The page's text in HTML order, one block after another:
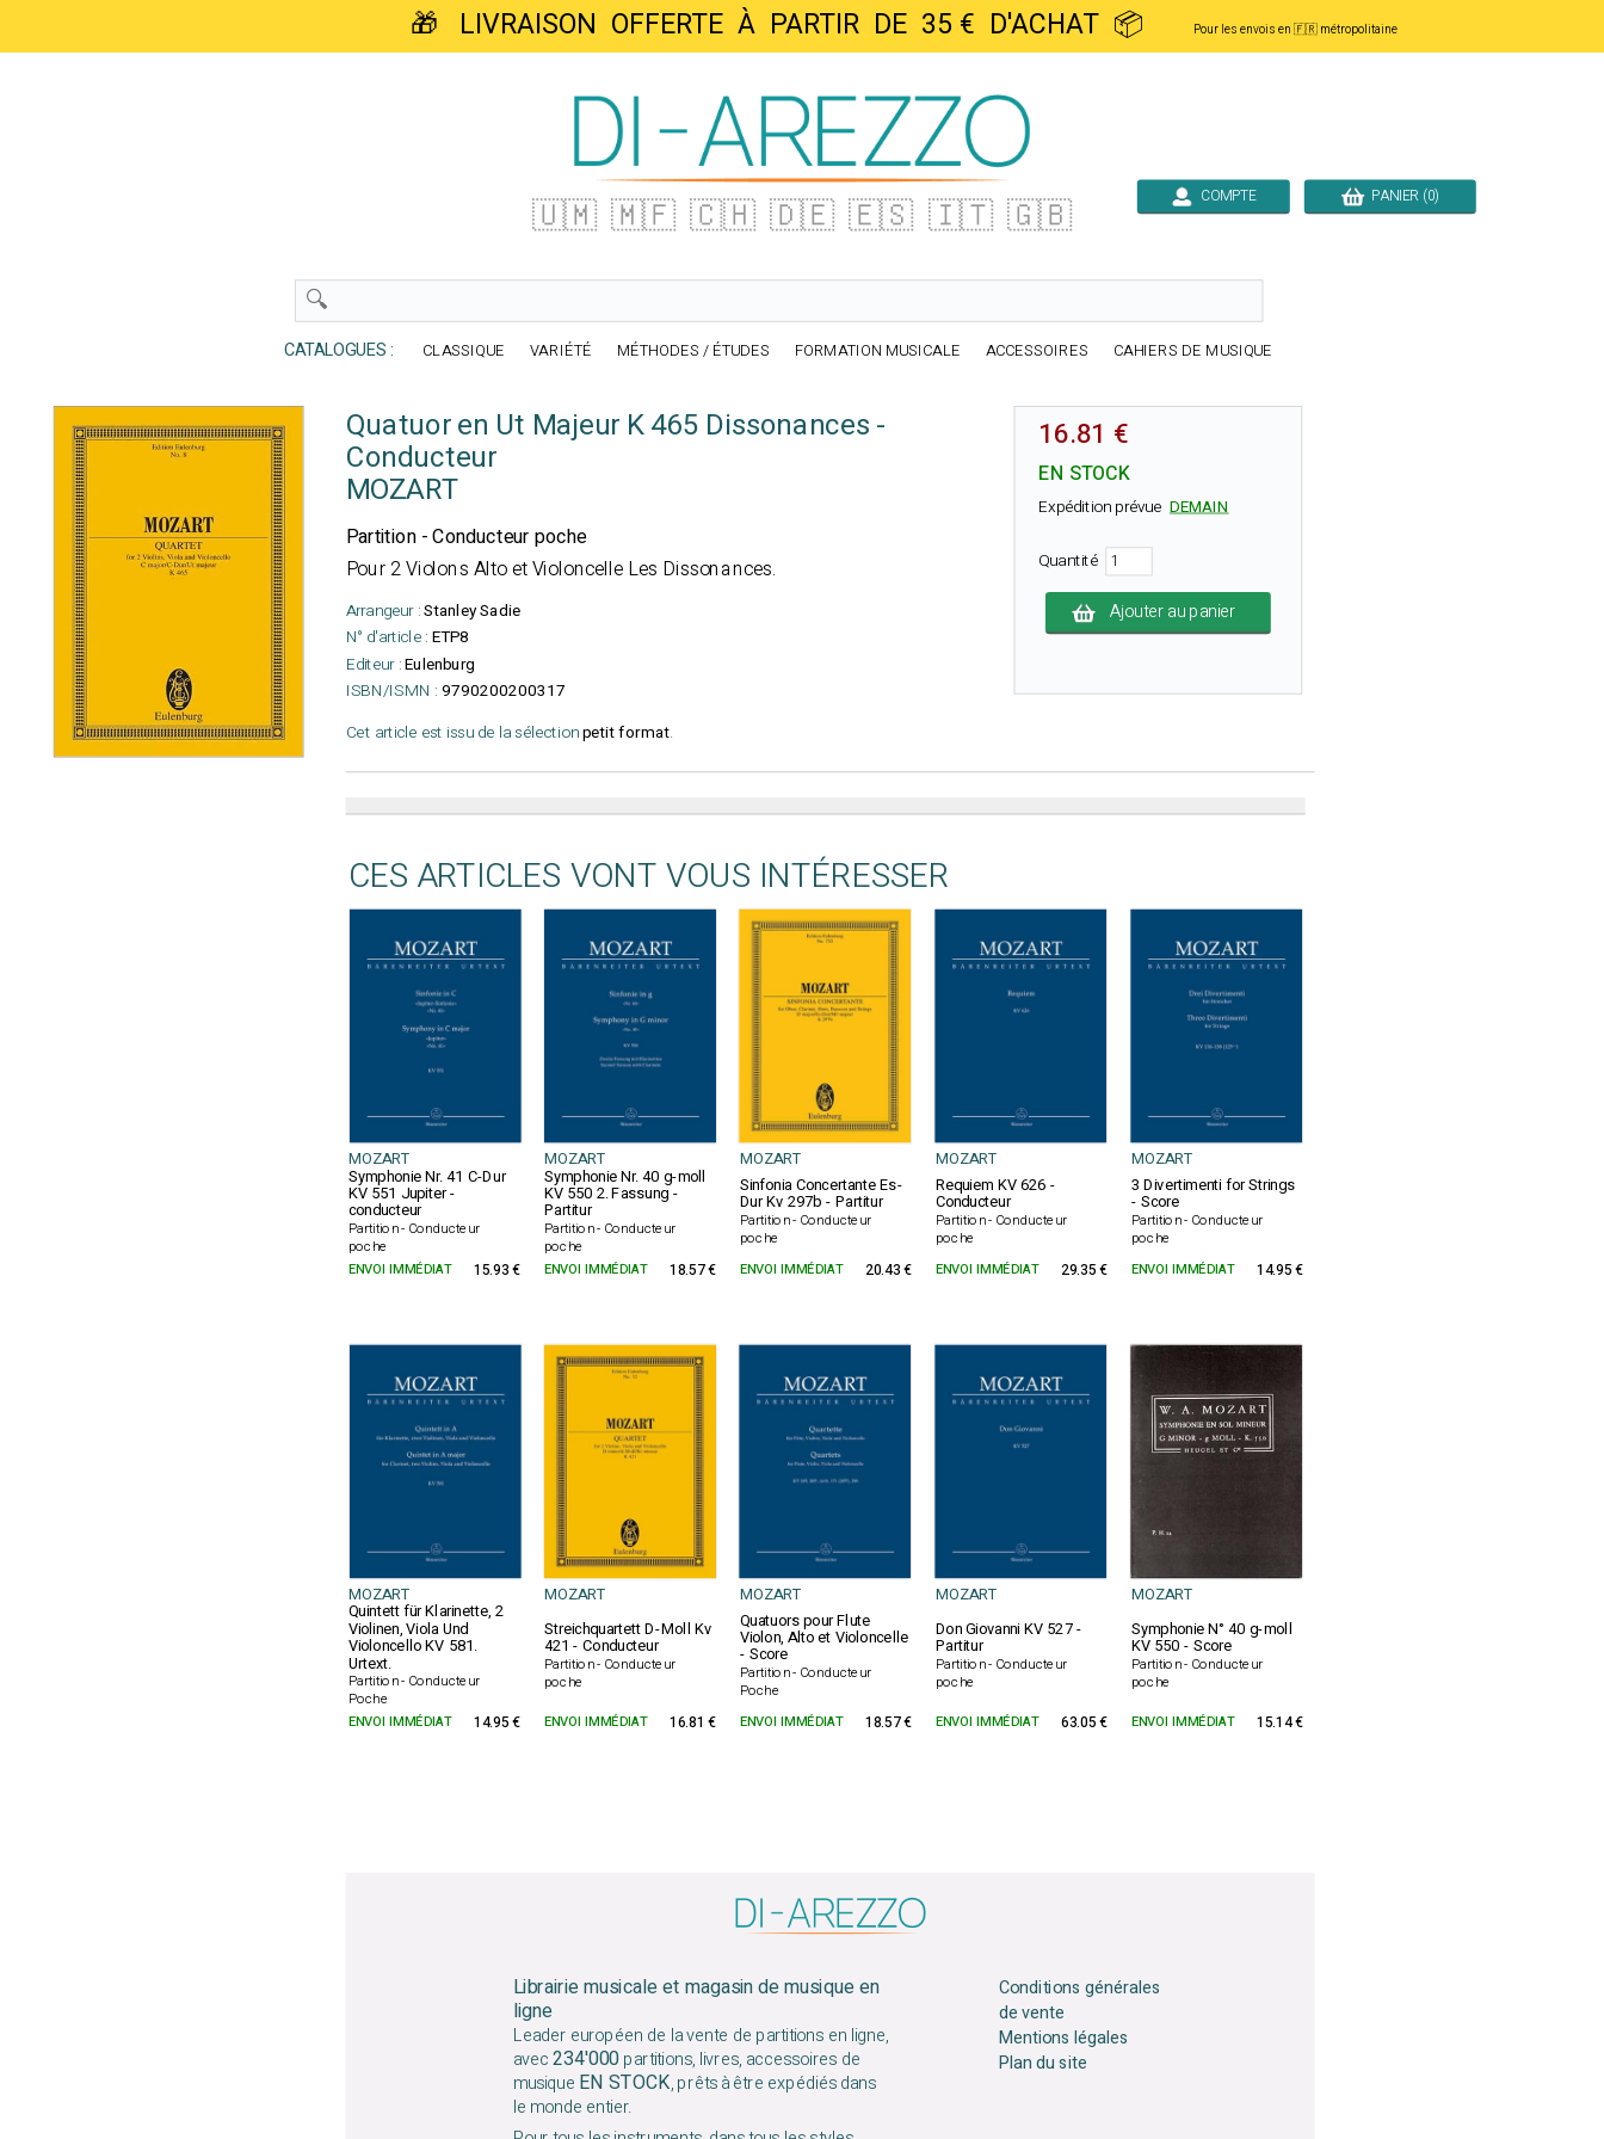
🎁 LIVRAISON OFFERTE À PARTIR DE 35 € D'ACHAT 📦 Pour les envois en 🇫🇷 métropolitaine
🇺🇲 🇲🇫 🇨🇭 🇩🇪 🇪🇸 🇮🇹 🇬🇧 COMPTE PANIER (0)
CATALOGUES : CLASSIQUE VARIÉTÉ MÉTHODES / ÉTUDES FORMATION MUSICALE ACCESSOIRES CAHIERS DE MUSIQUE
Quatuor en Ut Majeur K 465 Dissonances -
Conducteur
MOZART
Partition - Conducteur poche
Pour 2 Violons Alto et Violoncelle Les Dissonances.
Arrangeur :Stanley Sadie
N° d'article : ETP8
Editeur :Eulenburg
ISBN/ISMN : 9790200200317
Cet article est issu de la sélectionpetit format.
16.81 €
EN STOCK
Expédition prévue DEMAIN
Quantité
Ajouter au panier
CES ARTICLES VONT VOUS INTÉRESSER
MOZART MOZART MOZART MOZART MOZART
Symphonie Nr. 41 C-Dur
KV 551 Jupiter -
conducteur
Partition - Conducteur
poche
Symphonie Nr. 40 g-moll
KV 550 2. Fassung -
Partitur
Partition - Conducteur
poche
Sinfonia Concertante Es-
Dur Kv 297b - Partitur
Partition - Conducteur
poche
Requiem KV 626 -
Conducteur
Partition - Conducteur
poche
3 Divertimenti for Strings
- Score
Partition - Conducteur
poche
ENVOI IMMÉDIAT 15.93 € ENVOI IMMÉDIAT 18.57 € ENVOI IMMÉDIAT 20.43 € ENVOI IMMÉDIAT 29.35 € ENVOI IMMÉDIAT 14.95 €
MOZART MOZART MOZART MOZART MOZART
Quintett für Klarinette, 2
Violinen, Viola Und
Violoncello KV 581.
Urtext.
Partition - Conducteur
Poche
Streichquartett D-Moll Kv
421 - Conducteur
Partition - Conducteur
poche
Quatuors pour Flute
Violon, Alto et Violoncelle
- Score
Partition - Conducteur
Poche
Don Giovanni KV 527 -
Partitur
Partition - Conducteur
poche
Symphonie N° 40 g-moll
KV 550 - Score
Partition - Conducteur
poche
ENVOI IMMÉDIAT 14.95 € ENVOI IMMÉDIAT 16.81 € ENVOI IMMÉDIAT 18.57 € ENVOI IMMÉDIAT 63.05 € ENVOI IMMÉDIAT 15.14 €
Librairie musicale et magasin de musique en
ligne
Leader européen de la vente de partitions en ligne,
avec234'000partitions, livres, accessoires de
musique EN STOCK, prêts à être expédiés dans
le monde entier.
Conditions générales
de vente
Mentions légales
Plan du site